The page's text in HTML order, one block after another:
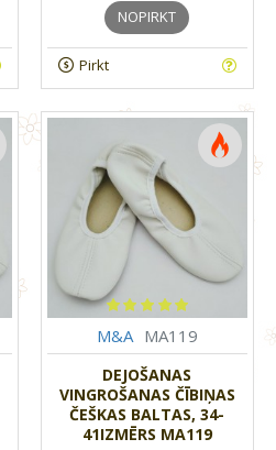
NOPIRKT
Pirkt
M&A MA119
DEJOŠANAS
VINGROŠANAS ČĪBIŅAS
ČEŠKAS BALTAS, 34-
41IZMĒRS MA119